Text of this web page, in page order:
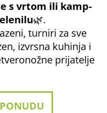
s vrtom ili kamp-
🌿.
turniri za sve
izvrsna kuhinja i
prijatelje